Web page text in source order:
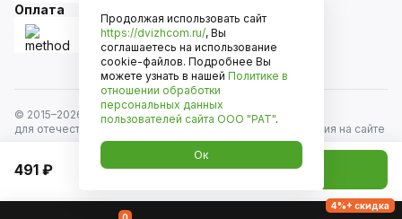
491 ₽ Добавить в корзину
Оплата
© 2015–2026
Движком — сеть магазинов автозапчастей
для отечественных автомобилей и иномарок. Информация на сайте
носит исключительно информационный характер и не является
публичной офертой, определяемой положениями
ст. 437 Гражданского кодекса РФ. Все права защищены.
4%+ скидка
Продолжая использовать сайт
https://dvizhcom.ru/, Вы
соглашаетесь на использование
cookie-файлов. Подробнее Вы
можете узнать в нашей Политике в
отношении обработки
персональных данных
пользователей сайта ООО "РАТ".
Ок